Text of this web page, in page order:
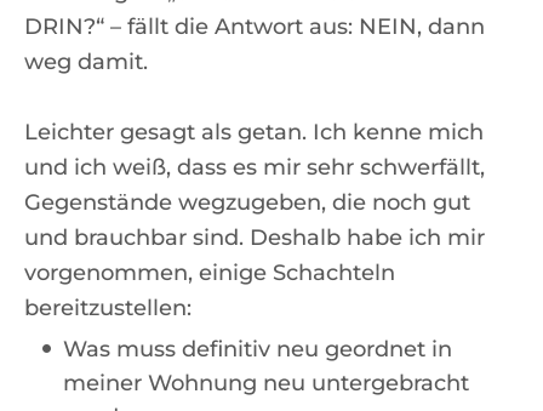
DRIN?“ – fällt die Antwort aus: NEIN, dann
weg damit.
Leichter gesagt als getan. Ich kenne mich
und ich weiß, dass es mir sehr schwerfällt,
Gegenstände wegzugeben, die noch gut
und brauchbar sind. Deshalb habe ich mir
vorgenommen, einige Schachteln
bereitzustellen:
Was muss definitiv neu geordnet in
meiner Wohnung neu untergebracht